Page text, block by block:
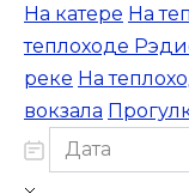
На катере На
теплоходе
реке На
вокзала